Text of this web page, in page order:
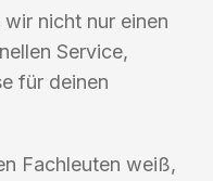
nicht nur einen
Service,
für deinen
Fachleuten weiß,